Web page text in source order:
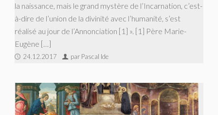
la naissance, mais le grand mystère de l’Incarnation, c’est-
à-dire de l’union de la divinité avec l’humanité, s’est
réalisé au jour de l’Annonciation [1] ». [1] Père Marie-
Eugène […]
24.12.2017 par Pascal Ide